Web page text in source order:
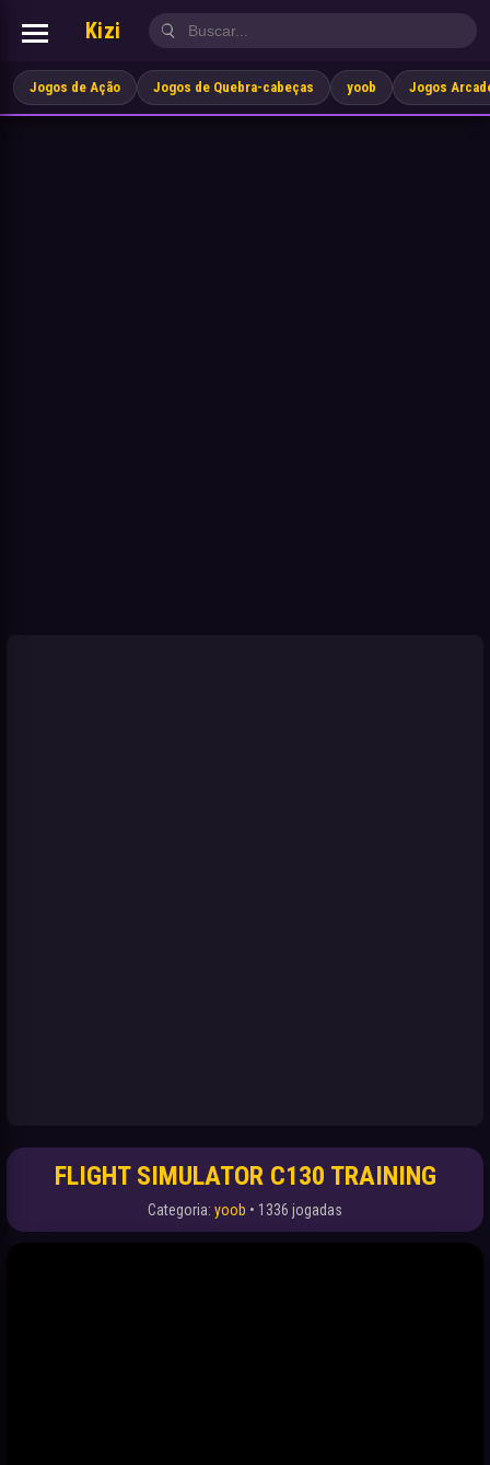
Kizi
Jogos de Ação Jogos de Quebra-cabeças yoob Jogos
FLIGHT SIMULATOR C130 TRAINING
Categoria: yoob • 1336 jogadas